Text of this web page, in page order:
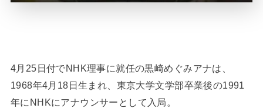
4月25日付でNHK理事に就任の黒崎めぐみアナは、
1968年4月18日生まれ、東京大学文学部卒業後の1991
年にNHKにアナウンサーとして入局。